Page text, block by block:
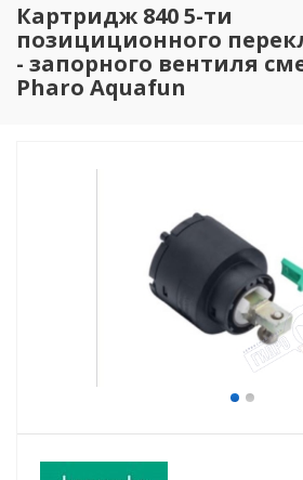
Картридж 840 5-ти
позициционного
- запорного вентиля
Pharo Aquafun